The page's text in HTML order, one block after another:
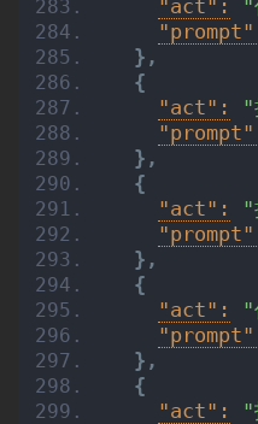
免
费
A
"act":
"
} ,
{
"act":
"
} ,
{
"act":
"
} ,
{
"act":
"
} ,
{
"act":
"